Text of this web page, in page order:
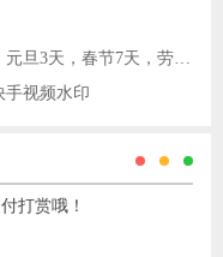
国务院今天发布2021节假日安排，元旦3天，春节7天，劳动节5天
手视频水印
打赏哦！